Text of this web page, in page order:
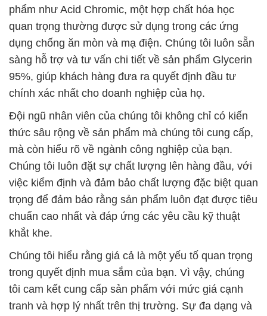
phẩm như Acid Chromic, một hợp chất hóa học
quan trọng thường được sử dụng trong các ứng
dụng chống ăn mòn và mạ điện. Chúng tôi luôn sẵn
sàng hỗ trợ và tư vấn chi tiết về sản phẩm Glycerin
95%, giúp khách hàng đưa ra quyết định đầu tư
chính xác nhất cho doanh nghiệp của họ.
Đội ngũ nhân viên của chúng tôi không chỉ có kiến
thức sâu rộng về sản phẩm mà chúng tôi cung cấp,
mà còn hiểu rõ về ngành công nghiệp của bạn.
Chúng tôi luôn đặt sự chất lượng lên hàng đầu, với
việc kiểm định và đảm bảo chất lượng đặc biệt quan
trọng để đảm bảo rằng sản phẩm luôn đạt được tiêu
chuẩn cao nhất và đáp ứng các yêu cầu kỹ thuật
khắt khe.
Chúng tôi hiểu rằng giá cả là một yếu tố quan trọng
trong quyết định mua sắm của bạn. Vì vậy, chúng
tôi cam kết cung cấp sản phẩm với mức giá cạnh
tranh và hợp lý nhất trên thị trường. Sự đa dạng và